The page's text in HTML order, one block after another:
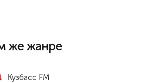
же жанре
Кузбасс FM